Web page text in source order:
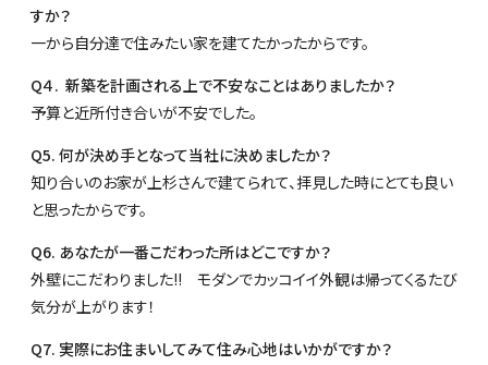
すか？
一から自分達で住みたい家を建てたかったからです。
Q４. 新築を計画される上で不安なことはありましたか？
予算と近所付き合いが不安でした。
Q5. 何が決め手となって当社に決めましたか？
知り合いのお家が上杉さんで建てられて、拝見した時にとても良い
と思ったからです。
Q6. あなたが一番こだわった所はどこですか？
外壁にこだわりました!! モダンでカッコイイ外観は帰ってくるたび
気分が上がります！
Q7. 実際にお住まいしてみて住み心地はいかがですか？